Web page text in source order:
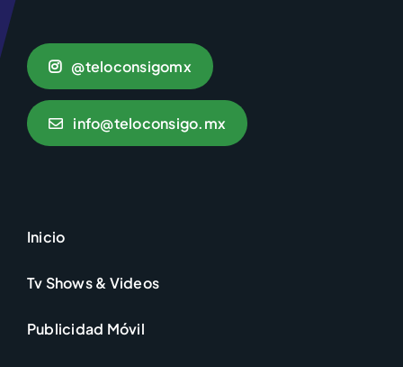
@teloconsigomx
info@teloconsigo.mx
Inicio
Tv Shows & Videos
Publicidad Móvil